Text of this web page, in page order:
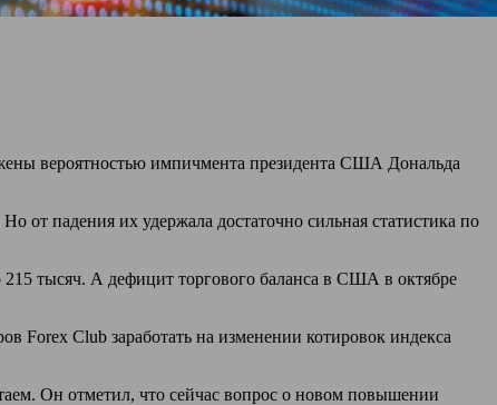
вероятностью импичмента президента США Дональда
от падения их удержала достаточно сильная статистика по
тысяч. А дефицит торгового баланса в США в октябре
Forex Club заработать на изменении котировок индекса
Он отметил, что сейчас вопрос о новом повышении